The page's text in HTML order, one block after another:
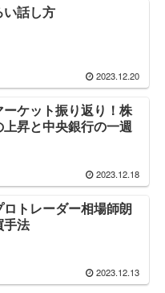
い話し方
2023.12.20
ーケット振り返り！株
昇と中央銀行の一週
2023.12.18
ロトレーダー相場師朗
手法
2023.12.13